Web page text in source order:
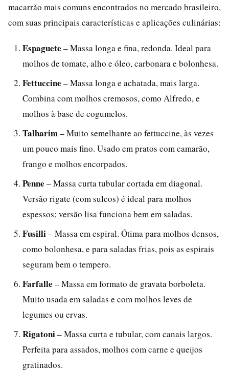
macarrão mais comuns encontrados no mercado brasileiro,
com suas principais características e aplicações culinárias:
Espaguete – Massa longa e fina, redonda. Ideal para
molhos de tomate, alho e óleo, carbonara e bolonhesa.
Fettuccine – Massa longa e achatada, mais larga.
Combina com molhos cremosos, como Alfredo, e
molhos à base de cogumelos.
Talharim– Muito semelhante ao fettuccine, às vezes
um pouco mais fino. Usado em pratos com camarão,
frango e molhos encorpados.
Penne – Massa curta tubular cortada em diagonal.
Versão rigate (com sulcos) é ideal para molhos
espessos; versão lisa funciona bem em saladas.
Fusilli– Massa em espiral. Ótima para molhos densos,
como bolonhesa, e para saladas frias, pois as espirais
seguram bem o tempero.
Farfalle – Massa em formato de gravata borboleta.
Muito usada em saladas e com molhos leves de
legumes ou ervas.
Rigatoni– Massa curta e tubular, com canais largos.
Perfeita para assados, molhos com carne e queijos
gratinados.